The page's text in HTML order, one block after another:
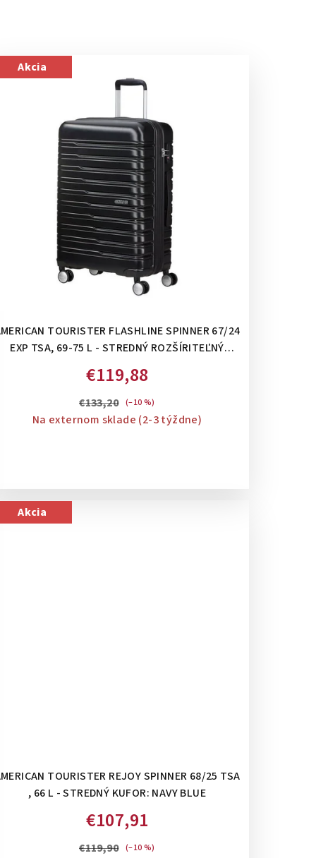
Akcia
TOURISTER FLASHLINE SPINNER 67/24
EXP TSA, 69-75 L - STREDNÝ ROZŠÍRITEĽNÝ
€119,88
€133,20 (–10 %)
Na externom sklade (2-3 týždne)
Akcia
TOURISTER REJOY SPINNER 68/25 TSA
, 66 L - STREDNÝ KUFOR: NAVY BLUE
€107,91
€119,90 (–10 %)